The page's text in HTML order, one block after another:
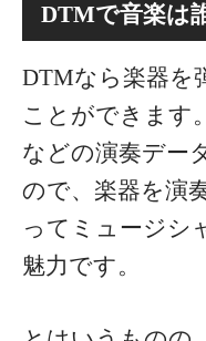
DTMで音楽は
DTMなら楽器を
ことができます
などの演奏デー
ので、楽器を演
ってミュージシ
魅力です。